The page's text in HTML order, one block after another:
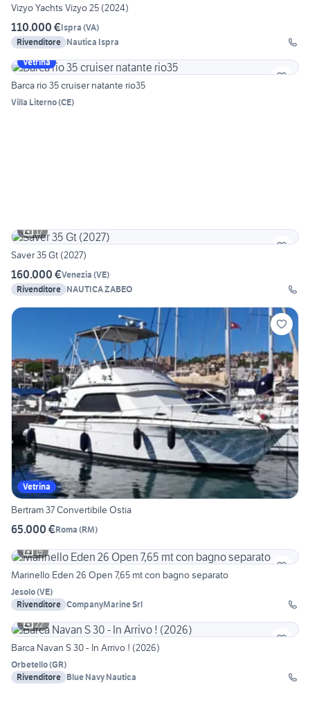
Vizyo Yachts Vizyo 25 (2024)
110.000 €Ispra (VA)
Rivenditore Nautica Ispra
Vetrina
Barca rio 35 cruiser natante rio35
Villa Literno(CE)
17
Saver 35 Gt (2027)
160.000 €Venezia (VE)
Rivenditore NAUTICA ZABEO
Vetrina
Bertram 37 Convertibile Ostia
65.000 €Roma (RM)
15
Marinello Eden 26 Open 7,65 mt con bagno separato
Jesolo(VE)
Rivenditore CompanyMarine Srl
22
Barca Navan S 30 - In Arrivo ! (2026)
Orbetello(GR)
Rivenditore Blue Navy Nautica